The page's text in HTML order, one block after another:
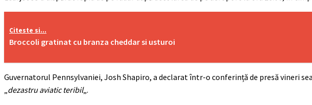
Citeste si...
Broccoli gratinat cu branza cheddar si usturoi
Guvernatorul Pennsylvaniei, Josh Shapiro, a declarat într-o conferință de presă vineri
„dezastru aviatic teribil„.